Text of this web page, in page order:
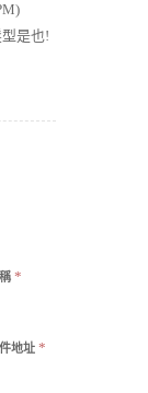
是也!
*
地址 *